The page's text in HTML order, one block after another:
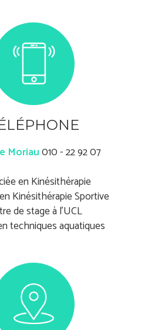
Moriau010 - 22 92 07
en Kinésithérapie
Kinésithérapie Sportive
de stage à l'UCL
techniques aquatiques